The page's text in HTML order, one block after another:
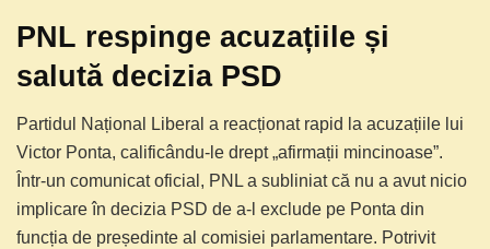
PNL respinge acuzațiile și
salută decizia PSD
Partidul Național Liberal a reacționat rapid la acuzațiile lui
Victor Ponta, calificându-le drept „afirmații mincinoase”.
Într-un comunicat oficial, PNL a subliniat că nu a avut nicio
implicare în decizia PSD de a-l exclude pe Ponta din
funcția de președinte al comisiei parlamentare. Potrivit